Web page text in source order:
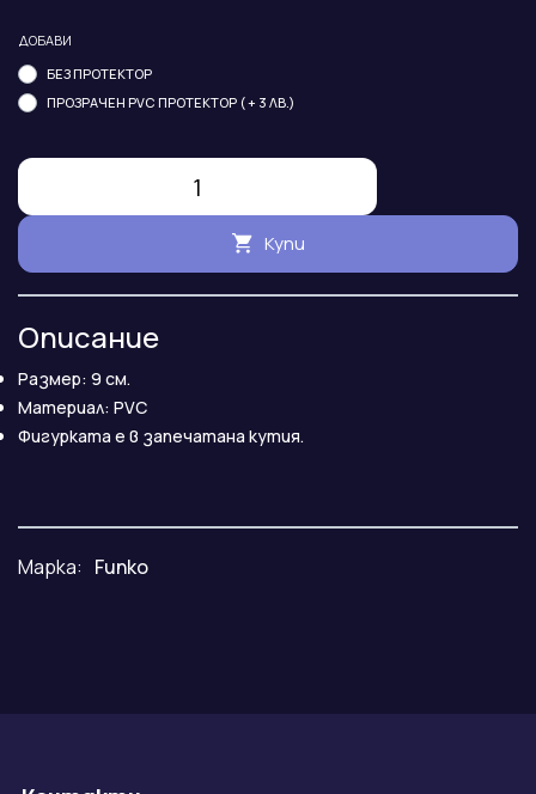
ДОБАВИ
БЕЗ ПРОТЕКТОР
ПРОЗРАЧЕН PVC ПРОТЕКТОР ( + 3 ЛВ.)
Купи
Описание
Размер: 9 см.
Maтериал: PVC
Фигурката е в запечатана кутия.
Марка: Funko